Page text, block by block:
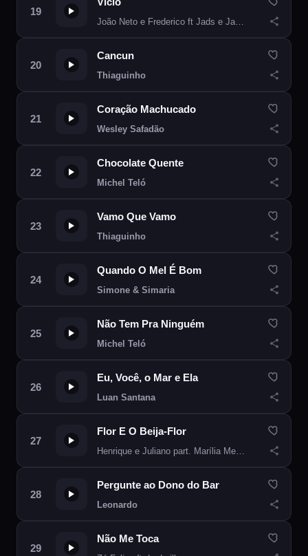
João Neto e Frederico ft Jads e Jadson
Cancun
Thiaguinho
Coração Machucado
Wesley Safadão
Chocolate Quente
Michel Teló
Vamo Que Vamo
Thiaguinho
Quando O Mel É Bom
Simone & Simaria
Não Tem Pra Ninguém
Michel Teló
Eu, Você, o Mar e Ela
Luan Santana
Flor E O Beija-Flor
Henrique e Juliano part. Marília Mendonça
Pergunte ao Dono do Bar
Leonardo
Não Me Toca